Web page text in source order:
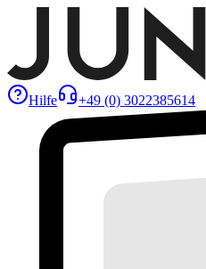
Hilfe +49 (0) 3022385614